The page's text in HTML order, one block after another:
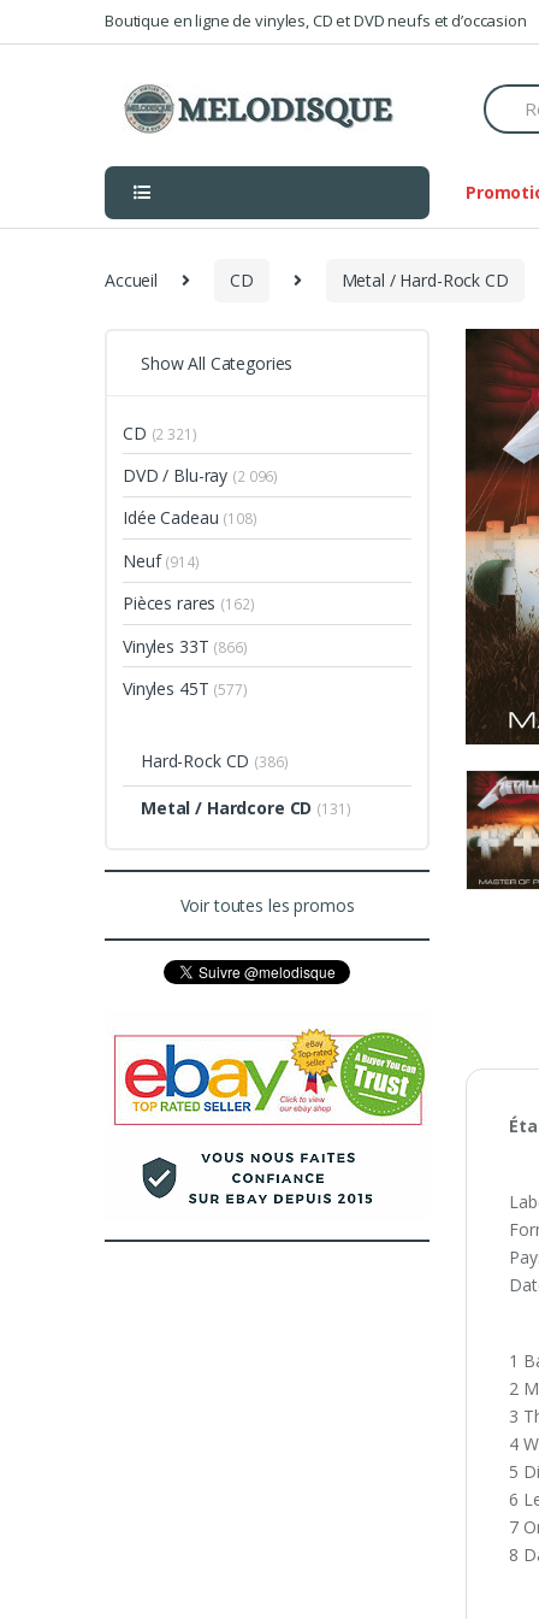
to
to
Boutique en ligne de vinyles, CD et DVD neufs et d’occasion
for:
Accueil CD Metal / Hard-Rock CD
1
2
3
4
5
6
7
8
Show All Categories
CD (2 321)
DVD / Blu-ray (2 096)
Idée Cadeau (108)
Neuf (914)
Pièces rares (162)
Vinyles 33T (866)
Vinyles 45T (577)
Hard-Rock CD (386)
Metal / Hardcore CD (131)
Voir toutes les promos